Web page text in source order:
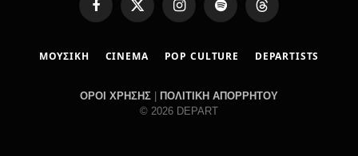
F
o
X
w
t
e
I
t
r
a
S
t
y
T
e
s
ΜΟΥΣΙΚΗ CINEMA POP CULTURE DEPARTISTS
ΟΡΟΙ ΧΡΗΣΗΣ
ΠΟΛΙΤΙΚΗ ΑΠΟΡΡΗΤΟΥ
© 2026 DEPART